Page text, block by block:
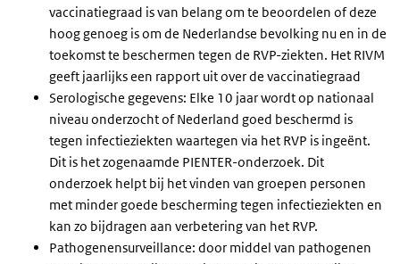
vaccinatiegraad is van belang om te beoordelen of deze
hoog genoeg is om de Nederlandse bevolking nu en in de
toekomst te beschermen tegen de RVP-ziekten. Het RIVM
geeft jaarlijks een rapport uit over de vaccinatiegraad
Serologische gegevens: Elke 10 jaar wordt op nationaal
niveau onderzocht of Nederland goed beschermd is
tegen infectieziekten waartegen via het RVP is ingeënt.
Dit is het zogenaamde PIENTER-onderzoek. Dit
onderzoek helpt bij het vinden van groepen personen
met minder goede bescherming tegen infectieziekten en
kan zo bijdragen aan verbetering van het RVP.
Pathogenensurveillance: door middel van pathogenen